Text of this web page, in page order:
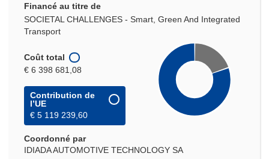
Financé au titre de
SOCIETAL CHALLENGES - Smart, Green And Integrated
Transport
Coût total
€ 6 398 681,08
Contribution de
l’UE
€ 5 119 239,60
Coordonné par
IDIADA AUTOMOTIVE TECHNOLOGY SA